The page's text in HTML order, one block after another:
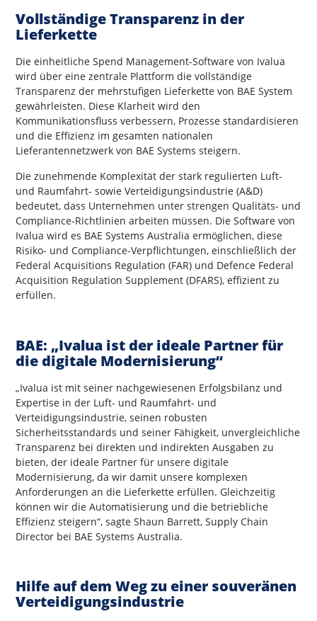
Vollständige Transparenz in der
Lieferkette
Die einheitliche Spend Management-Software von Ivalua
wird über eine zentrale Plattform die vollständige
Transparenz der mehrstufigen Lieferkette von BAE System
gewährleisten. Diese Klarheit wird den
Kommunikationsfluss verbessern, Prozesse standardisieren
und die Effizienz im gesamten nationalen
Lieferantennetzwerk von BAE Systems steigern.
Die zunehmende Komplexität der stark regulierten Luft-
und Raumfahrt- sowie Verteidigungsindustrie (A&D)
bedeutet, dass Unternehmen unter strengen Qualitäts- und
Compliance-Richtlinien arbeiten müssen. Die Software von
Ivalua wird es BAE Systems Australia ermöglichen, diese
Risiko- und Compliance-Verpflichtungen, einschließlich der
Federal Acquisitions Regulation (FAR) und Defence Federal
Acquisition Regulation Supplement (DFARS), effizient zu
erfüllen.
BAE: „Ivalua ist der ideale Partner für
die digitale Modernisierung“
„Ivalua ist mit seiner nachgewiesenen Erfolgsbilanz und
Expertise in der Luft- und Raumfahrt- und
Verteidigungsindustrie, seinen robusten
Sicherheitsstandards und seiner Fähigkeit, unvergleichliche
Transparenz bei direkten und indirekten Ausgaben zu
bieten, der ideale Partner für unsere digitale
Modernisierung, da wir damit unsere komplexen
Anforderungen an die Lieferkette erfüllen. Gleichzeitig
können wir die Automatisierung und die betriebliche
Effizienz steigern“, sagte Shaun Barrett, Supply Chain
Director bei BAE Systems Australia.
Hilfe auf dem Weg zu einer souveränen
Verteidigungsindustrie